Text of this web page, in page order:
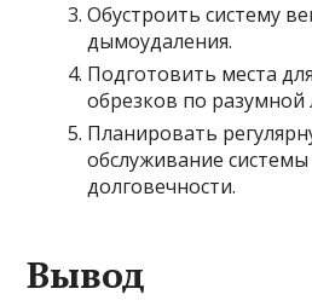
Обустроить систему
дымоудаления.
Подготовить места
обрезков по разумной
Планировать
обслуживание
долговечности.
Вывод